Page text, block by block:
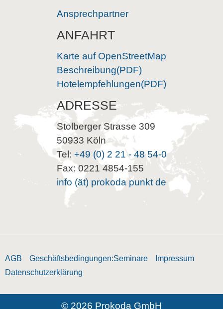
Ansprechpartner
ANFAHRT
Karte auf OpenStreetMap
Beschreibung(PDF)
Hotelempfehlungen(PDF)
ADRESSE
Stolberger Strasse 309
50933 Köln
Tel: +49 (0) 2 21 - 48 54-0
Fax: 0221 4854-155
info (ät) prokoda punkt de
AGB Geschäftsbedingungen:Seminare
Impressum
Datenschutzerklärung
© 2026 Prokoda GmbH